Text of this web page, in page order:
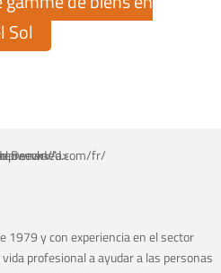
Sol
1979 y con experiencia en el sector
profesional a ayudar a las personas